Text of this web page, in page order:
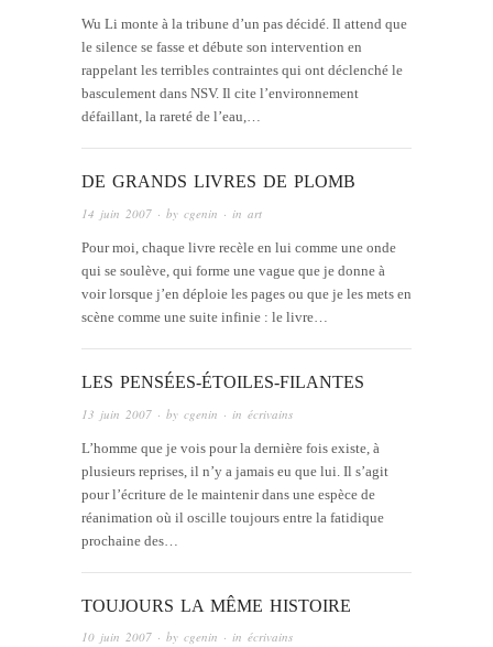
Wu Li monte à la tribune d’un pas décidé. Il attend que
le silence se fasse et débute son intervention en
rappelant les terribles contraintes qui ont déclenché le
basculement dans NSV. Il cite l’environnement
défaillant, la rareté de l’eau,…
DE GRANDS LIVRES DE PLOMB
14 juin 2007 · by cgenin · in art
Pour moi, chaque livre recèle en lui comme une onde
qui se soulève, qui forme une vague que je donne à
voir lorsque j’en déploie les pages ou que je les mets en
scène comme une suite infinie : le livre…
LES PENSÉES-ÉTOILES-FILANTES
13 juin 2007 · by cgenin · in écrivains
L’homme que je vois pour la dernière fois existe, à
plusieurs reprises, il n’y a jamais eu que lui. Il s’agit
pour l’écriture de le maintenir dans une espèce de
réanimation où il oscille toujours entre la fatidique
prochaine des…
TOUJOURS LA MÊME HISTOIRE
10 juin 2007 · by cgenin · in écrivains